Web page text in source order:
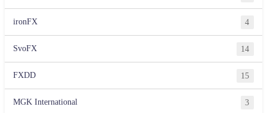
ironFX 4
SvoFX 14
FXDD 15
MGK International 3